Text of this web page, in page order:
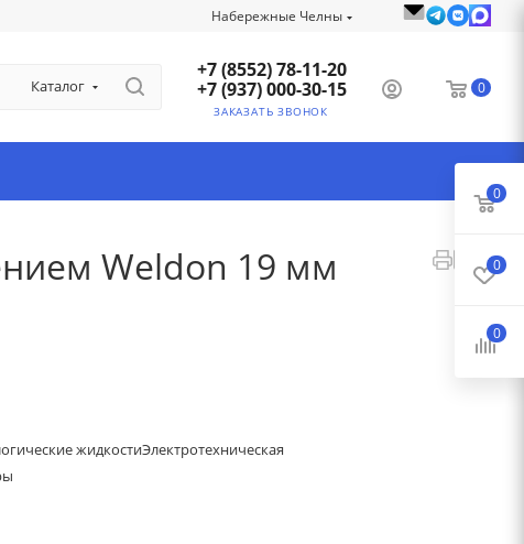
Набережные Челны
Каталог
+7 (8552) 78-11-20
+7 (937) 000-30-15
ЗАКАЗАТЬ ЗВОНОК
0
Weldon 19 мм
жидкостиЭлектротехническая
0
0
0